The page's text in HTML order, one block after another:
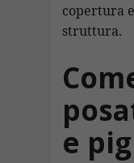
copertura
struttura.
e